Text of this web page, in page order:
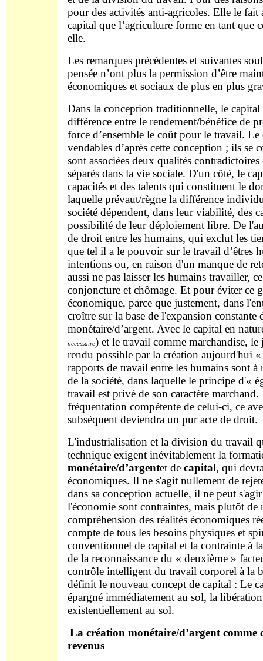
pour des activités anti-agricoles. Elle le
capital que l’agriculture forme en tant que
elle.
Les remarques précédentes et suivantes
pensée n’ont plus la permission d’être
économiques et sociaux de plus en plus
Dans la conception traditionnelle, le capital
différence entre le rendement/bénéfice de
force d’ensemble le coût pour le travail.
vendables d’après cette conception ; ils
sont associées deux qualités
séparés dans la vie sociale. D'un côté, le
capacités et des talents qui constituent le
laquelle prévaut/règne la différence
société dépendent, dans leur viabilité, des
possibilité de leur déploiement libre. De
de droit entre les humains, qui exclut les
que tel il a le pouvoir sur le travail d’êtres
intentions ou, en raison d'un manque de
aussi ne pas laisser les humains travailler,
conjoncture et chômage. Et pour éviter ce
économique, parce que justement, dans
croître sur la base de l'expansion
monétaire/d’argent. Avec le capital en
nécessaire) et le travail comme marchandise,
rendu possible par la création aujourd'hui
rapports de travail entre les humains sont
de la société, dans laquelle le principe d'«
travail est privé de son caractère
fréquentation compétente de celui-ci, ce
subséquent deviendra un pur acte de droit.
L'industrialisation et la division du travail
technique exigent inévitablement la
monétaire/d’argentet decapital, qui
économiques. Il ne s'agit nullement de
dans sa conception actuelle, il ne peut
l'économie sont contraintes, mais plutôt
compréhension des réalités économiques
compte de tous les besoins physiques et
conventionnel de capital et la contrainte à
de la reconnaissance du « deuxième »
contrôle intelligent du travail corporel à la
définit le nouveau concept de capital : Le
épargné immédiatement au sol, la
existentiellement au sol.
La création monétaire/d’argent
revenus